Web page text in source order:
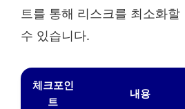
트를 통해 리스크를 최소화할
수 있습니다.
체크포인
트
내용